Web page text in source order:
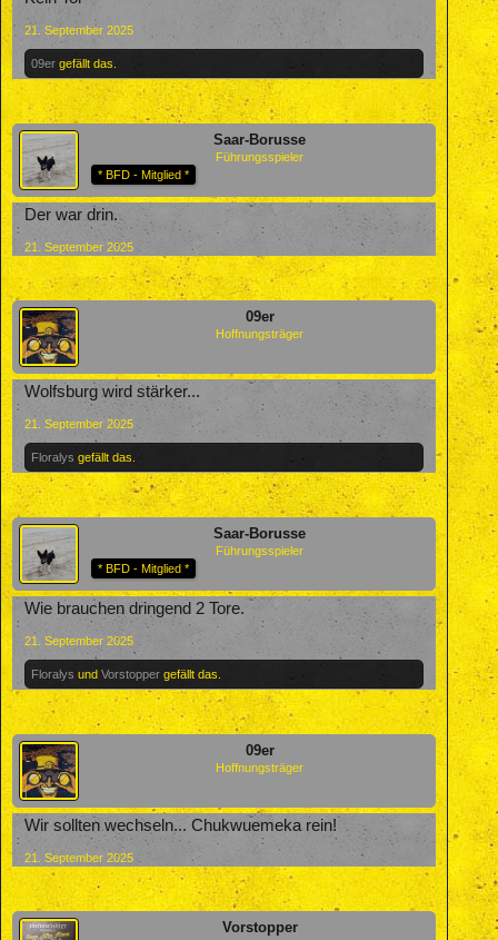
21. September 2025
09er gefällt das.
Saar-Borusse
Führungsspieler
* BFD - Mitglied *
Der war drin.
21. September 2025
09er
Hoffnungsträger
Wolfsburg wird stärker...
21. September 2025
Floralys gefällt das.
Saar-Borusse
Führungsspieler
* BFD - Mitglied *
Wie brauchen dringend 2 Tore.
21. September 2025
Floralys und Vorstopper gefällt das.
09er
Hoffnungsträger
Wir sollten wechseln... Chukwuemeka rein!
21. September 2025
Vorstopper